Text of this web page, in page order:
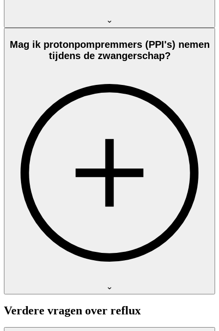
Mag ik protonpompremmers (PPI's) nemen
tijdens de zwangerschap?
Verdere vragen over reflux